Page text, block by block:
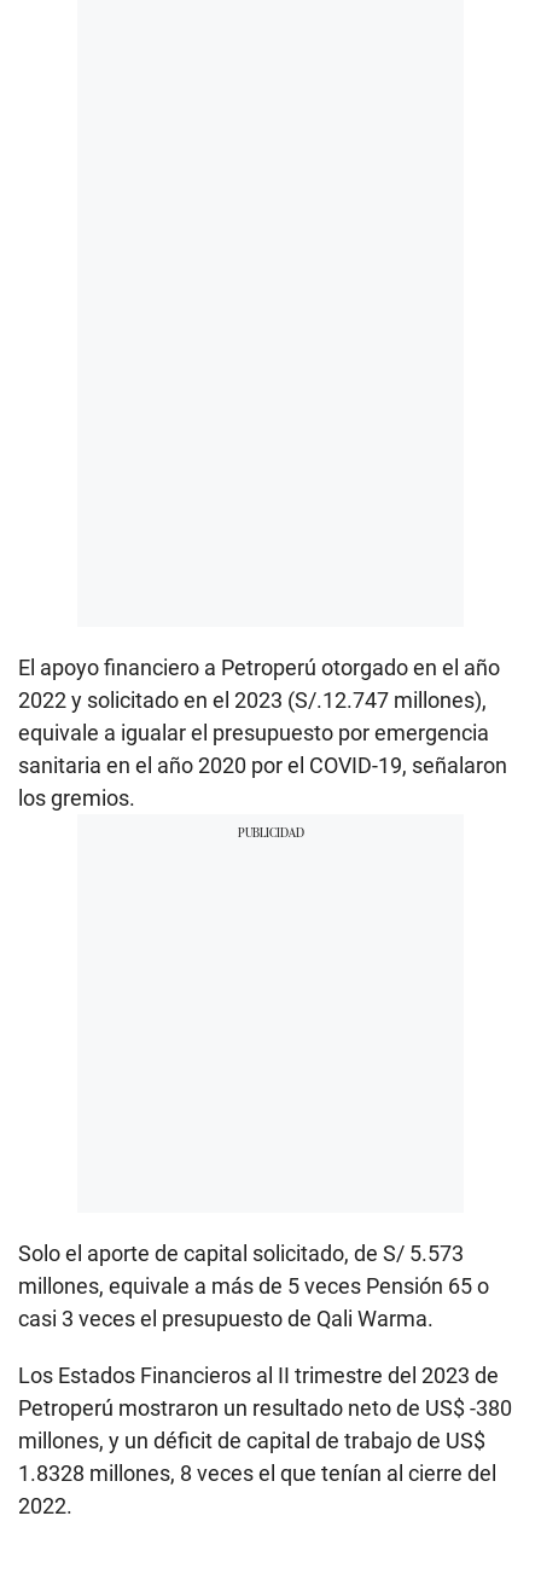
El apoyo financiero a Petroperú otorgado en el año
2022 y solicitado en el 2023 (S/.12.747 millones),
equivale a igualar el presupuesto por emergencia
sanitaria en el año 2020 por el COVID-19, señalaron
los gremios.
Solo el aporte de capital solicitado, de S/ 5.573
millones, equivale a más de 5 veces Pensión 65 o
casi 3 veces el presupuesto de Qali Warma.
Los Estados Financieros al II trimestre del 2023 de
Petroperú mostraron un resultado neto de US$ -380
millones, y un déficit de capital de trabajo de US$
1.8328 millones, 8 veces el que tenían al cierre del
2022.